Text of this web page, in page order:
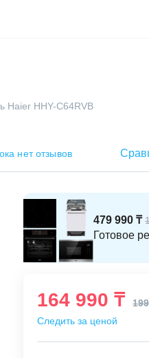
Haier HHY-C64RVB
нет отзывов
479 990 ₸
Готовое
164 990 ₸
Следить за ценой